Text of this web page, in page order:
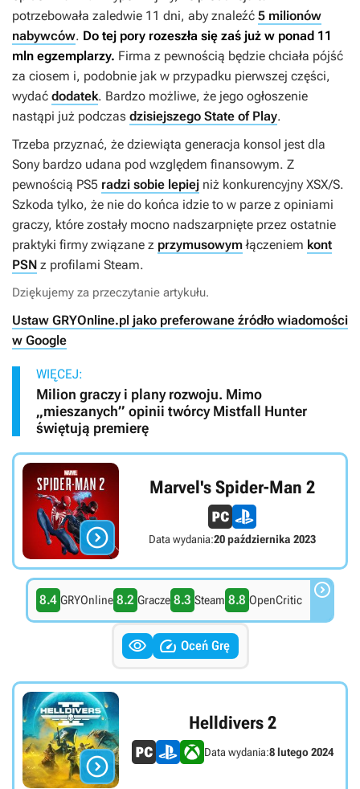
potrzebowała zaledwie 11 dni, aby znaleźć 5 milionów
nabywców. Do tej pory rozeszła się zaś już w ponad 11
mln egzemplarzy. Firma z pewnością będzie chciała pójść
za ciosem i, podobnie jak w przypadku pierwszej części,
wydać dodatek. Bardzo możliwe, że jego ogłoszenie
nastąpi już podczas dzisiejszego State of Play.
Trzeba przyznać, że dziewiąta generacja konsol jest dla
Sony bardzo udana pod względem finansowym. Z
pewnością PS5 radzi sobie lepiej niż konkurencyjny XSX/S.
Szkoda tylko, że nie do końca idzie to w parze z opiniami
graczy, które zostały mocno nadszarpnięte przez ostatnie
praktyki firmy związane z przymusowymłączeniem kont
PSN z profilami Steam.
Dziękujemy za przeczytanie artykułu.
Ustaw GRYOnline.pl jako preferowane źródło wiadomości
w Google
WIĘCEJ:
Milion graczy i plany rozwoju. Mimo
„mieszanych” opinii twórcy Mistfall Hunter
świętują premierę

Marvel's Spider-Man 2
Data wydania:20 października 2023
8.4 GRYOnline 8.2 Gracze 8.3 Steam 8.8 OpenCritic 
  Oceń Grę

Helldivers 2
Data wydania:8 lutego 2024